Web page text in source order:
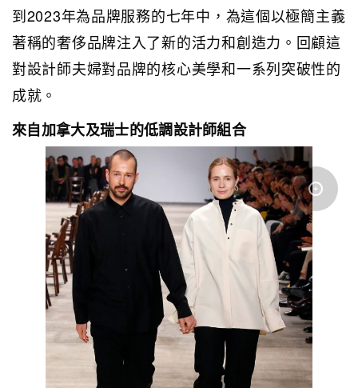
到2023年為品牌服務的七年中，為這個以極簡主義
著稱的奢侈品牌注入了新的活力和創造力。回顧這
對設計師夫婦對品牌的核心美學和一系列突破性的
成就。
來自加拿大及瑞士的低調設計師組合